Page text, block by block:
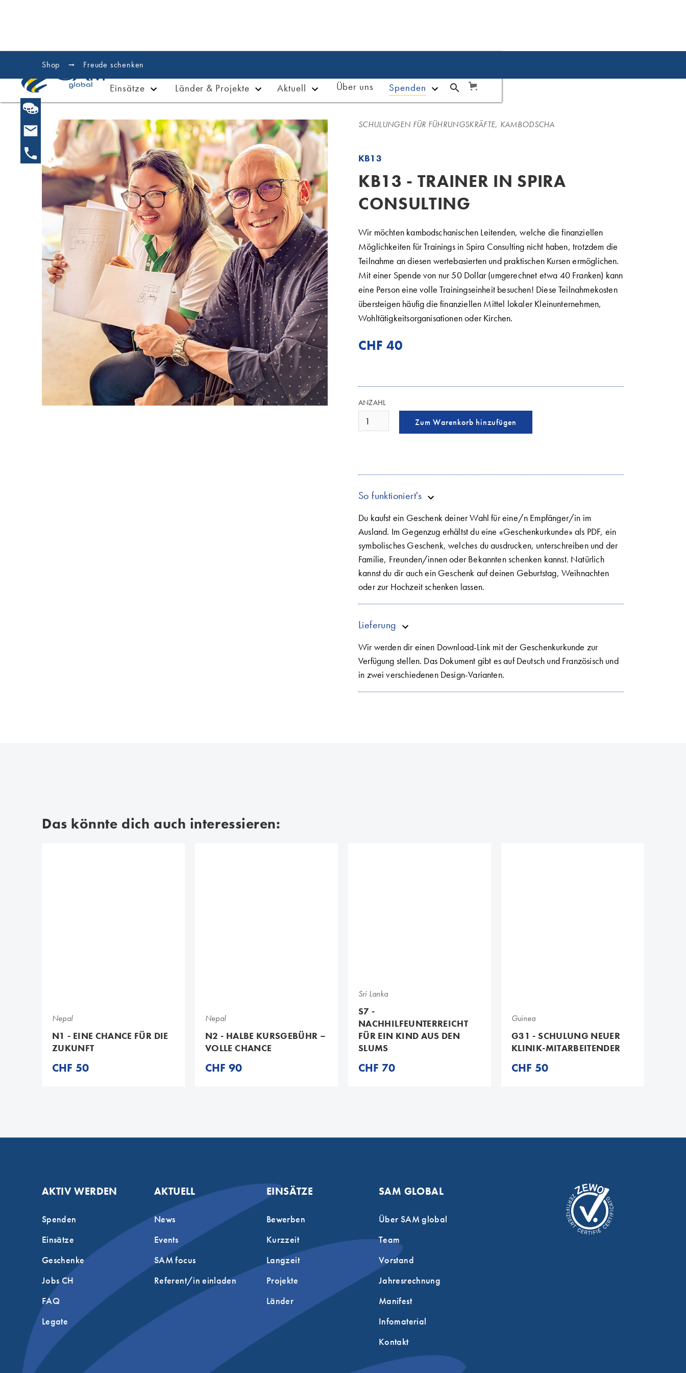
Einsätze Länder & Projekte Aktuell Über uns Spenden
Shop Freude schenken
SCHULUNGEN FÜR FÜHRUNGSKRÄFTE, KAMBODSCHA
KB13
KB13 - TRAINER IN SPIRA
CONSULTING
Wir möchten kambodschanischen Leitenden, welche die finanziellen
Möglichkeiten für Trainings in Spira Consulting nicht haben, trotzdem die
Teilnahme an diesen wertebasierten und praktischen Kursen ermöglichen.
Mit einer Spende von nur 50 Dollar (umgerechnet etwa 40 Franken) kann
eine Person eine volle Trainingseinheit besuchen! Diese Teilnahmekosten
übersteigen häufig die finanziellen Mittel lokaler Kleinunternehmen,
Wohltätigkeitsorganisationen oder Kirchen.
CHF 40
ANZAHL
So funktioniert's
Du kaufst ein Geschenk deiner Wahl für eine/n Empfänger/in im
Ausland. Im Gegenzug erhältst du eine «Geschenkurkunde» als PDF, ein
symbolisches Geschenk, welches du ausdrucken, unterschreiben und der
Familie, Freunden/innen oder Bekannten schenken kannst. Natürlich
kannst du dir auch ein Geschenk auf deinen Geburtstag, Weihnachten
oder zur Hochzeit schenken lassen.
Lieferung
Wir werden dir einen Download-Link mit der Geschenkurkunde zur
Verfügung stellen. Das Dokument gibt es auf Deutsch und Französisch und
in zwei verschiedenen Design-Varianten.
Das könnte dich auch interessieren:
Nepal
N1 - EINE CHANCE FÜR DIE
ZUKUNFT
CHF 50
Nepal
N2 - HALBE KURSGEBÜHR –
VOLLE CHANCE
CHF 90
Sri Lanka
S7 -
NACHHILFEUNTERREICHT
FÜR EIN KIND AUS DEN
SLUMS
CHF 70
Guinea
G31 - SCHULUNG NEUER
KLINIK-MITARBEITENDER
CHF 50
AKTIV WERDEN
Spenden
Einsätze
Geschenke
Jobs CH
FAQ
Legate
AKTUELL
News
Events
SAM focus
Referent/in einladen
EINSÄTZE
Bewerben
Kurzzeit
Langzeit
Projekte
Länder
SAM GLOBAL
Über SAM global
Team
Vorstand
Jahresrechnung
Manifest
Infomaterial
Kontakt